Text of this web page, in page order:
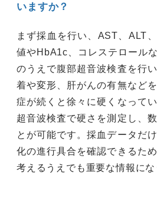
いますか？
まず採血を行い、AST、ALT
値やHbA1c、コレステロール
のうえで腹部超音波検査を行
着や変形、肝がんの有無など
症が続くと徐々に硬くなって
超音波検査で硬さを測定し、
とが可能です。採血データだ
化の進行具合を確認できるた
考えるうえでも重要な情報にな